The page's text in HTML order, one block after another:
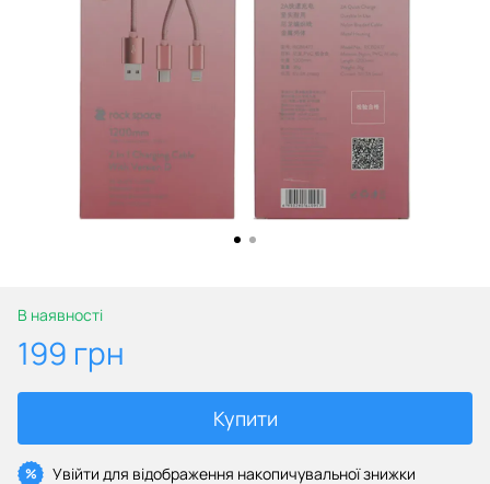
В наявності
199 грн
Купити
% Увійти для відображення накопичувальної знижки